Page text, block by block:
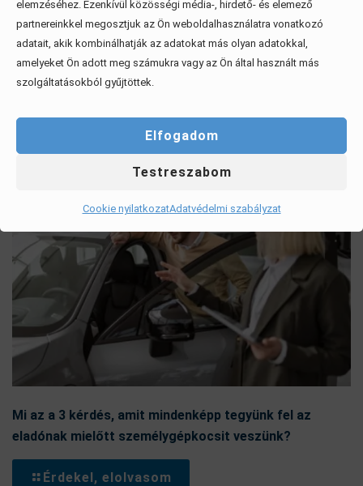
elemzéséhez. Ezenkívül közösségi média-, hirdető- és elemező
partnereinkkel megosztjuk az Ön weboldalhasználatra vonatkozó
adatait, akik kombinálhatják az adatokat más olyan adatokkal,
amelyeket Ön adott meg számukra vagy az Ön által használt más
szolgáltatásokból gyűjtöttek.
Elfogadom
Testreszabom
Cookie nyilatkozatAdatvédelmi szabályzat
Mítoszok, amiktől mi is csak fogjuk a fejünket
Érdekel, elolvasom
Mi az a 3 kérdés, amit mindenképp tegyünk fel az
eladónak mielőtt személygépkocsit veszünk?
Érdekel, elolvasom